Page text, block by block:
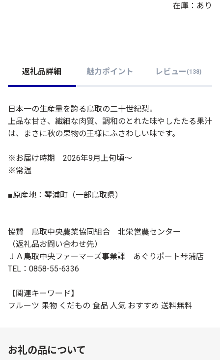
在庫：あり
返礼品詳細 魅力ポイント レビュー (138)
日本一の生産量を誇る鳥取の二十世紀梨。
上品な甘さ、繊細な肉質、調和のとれた味やしたたる果汁
は、まさに秋の果物の王様にふさわしい味です。
※お届け時期 2026年9月上旬頃～
※常温
■原産地：琴浦町（一部鳥取県）
協賛 鳥取中央農業協同組合 北栄営農センター
（返礼品お問い合わせ先）
ＪＡ鳥取中央ファーマーズ事業課 あぐりポート琴浦店
TEL：0858-55-6336
【関連キーワード】
フルーツ 果物 くだもの 食品 人気 おすすめ 送料無料
お礼の品について